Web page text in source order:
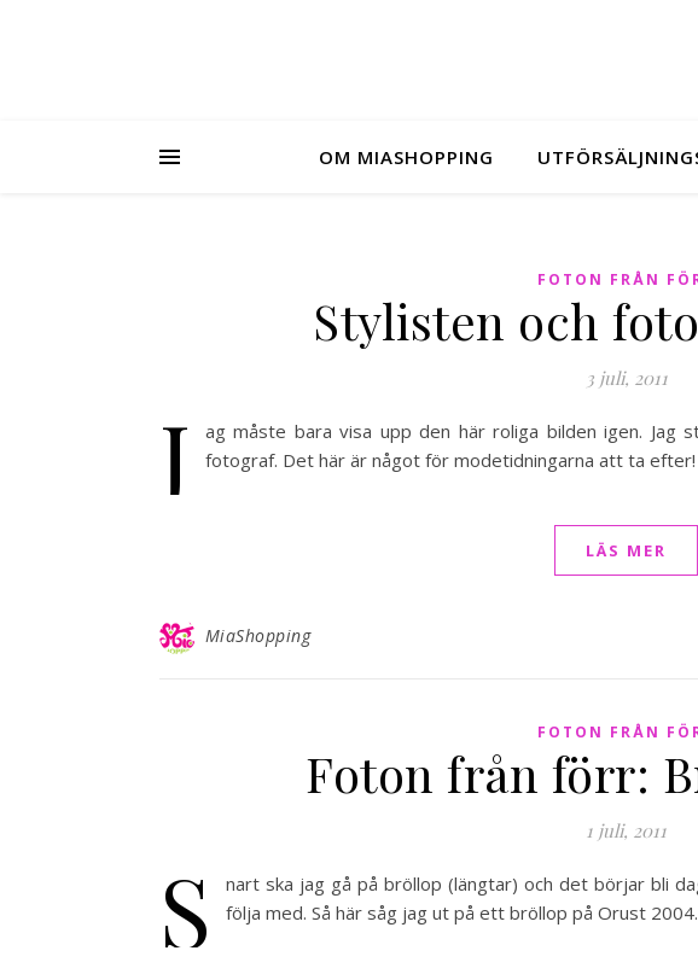
OM MIASHOPPING
FOTON FRÅN
Stylisten och
3 juli, 2011
J
ag måste bara visa upp den här roliga bilden igen. Jag
fotograf. Det här är något för modetidningarna att ta efter!
LÄS MER
MiaShopping
FOTON FRÅN
Foton från förr:
1 juli, 2011
S
nart ska jag gå på bröllop (längtar) och det börjar bli
följa med. Så här såg jag ut på ett bröllop på Orust 2004.